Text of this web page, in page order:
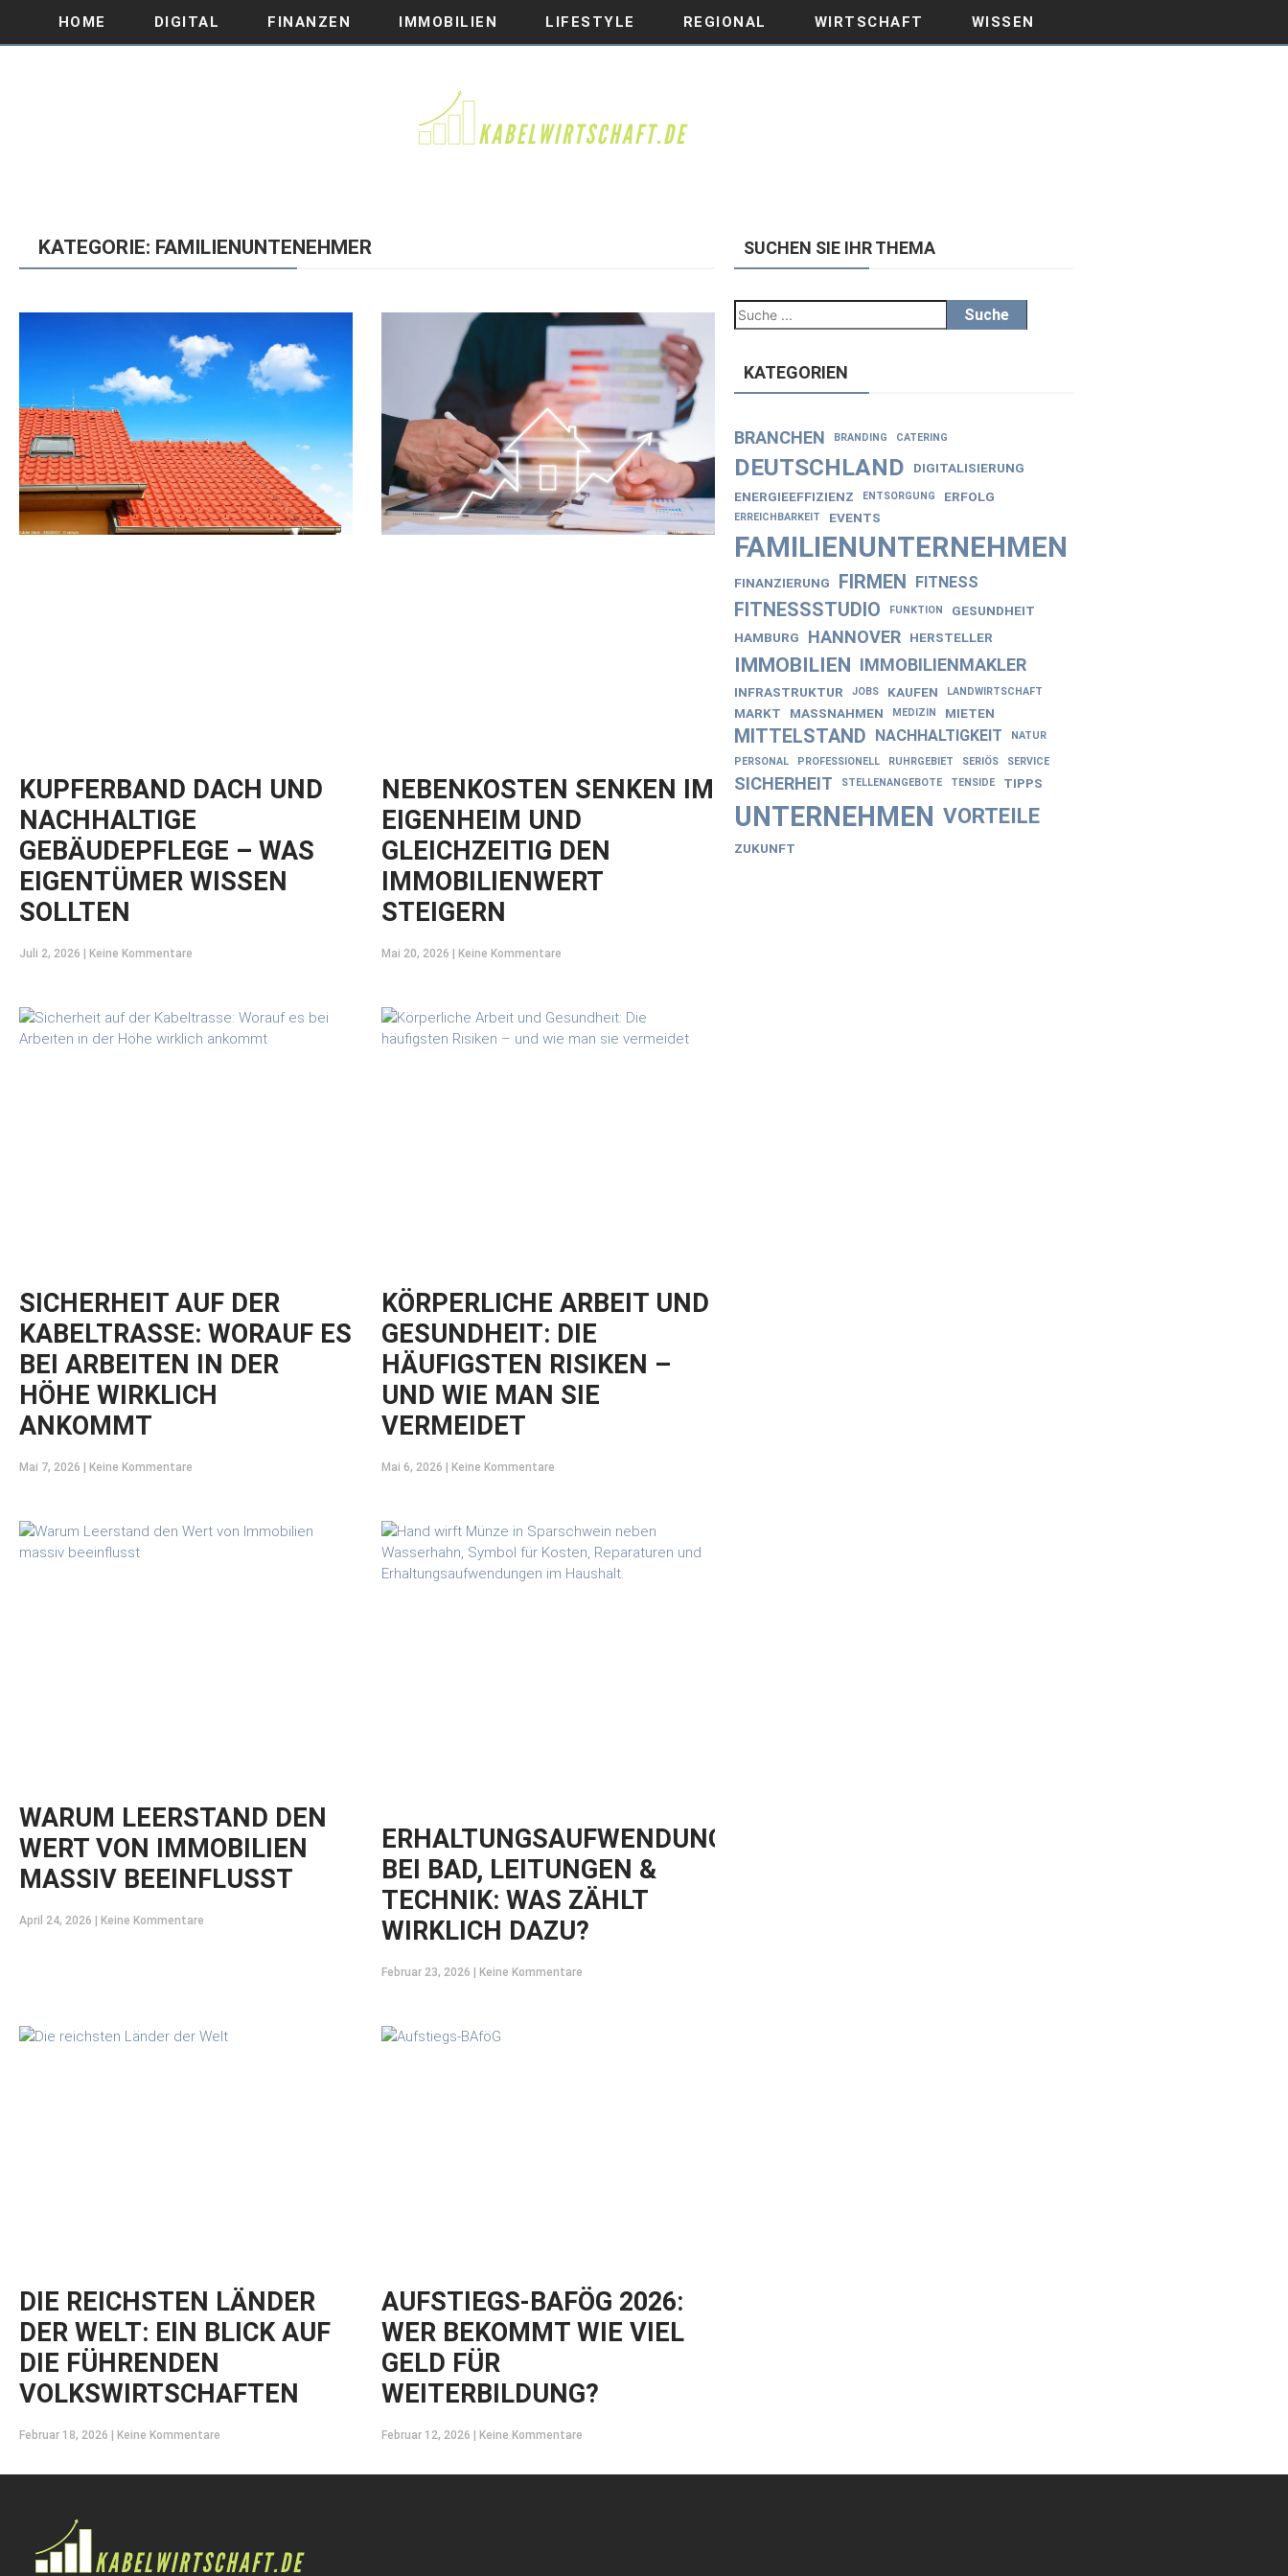
HOME DIGITAL FINANZEN IMMOBILIEN LIFESTYLE REGIONAL WIRTSCHAFT WISSEN
KATEGORIE: FAMILIENUNTENEHMER
KUPFERBAND DACH UND
NACHHALTIGE
GEBÄUDEPFLEGE – WAS
EIGENTÜMER WISSEN
SOLLTEN
Juli 2, 2026 Keine Kommentare
NEBENKOSTEN SENKEN IM
EIGENHEIM UND
GLEICHZEITIG DEN
IMMOBILIENWERT
STEIGERN
Mai 20, 2026 Keine Kommentare
SICHERHEIT AUF DER
KABELTRASSE: WORAUF ES
BEI ARBEITEN IN DER
HÖHE WIRKLICH
ANKOMMT
Mai 7, 2026 Keine Kommentare
KÖRPERLICHE ARBEIT UND
GESUNDHEIT: DIE
HÄUFIGSTEN RISIKEN –
UND WIE MAN SIE
VERMEIDET
Mai 6, 2026 Keine Kommentare
WARUM LEERSTAND DEN
WERT VON IMMOBILIEN
MASSIV BEEINFLUSST
April 24, 2026 Keine Kommentare
ERHALTUNGSAUFWENDUNGEN
BEI BAD, LEITUNGEN &
TECHNIK: WAS ZÄHLT
WIRKLICH DAZU?
Februar 23, 2026 Keine Kommentare
DIE REICHSTEN LÄNDER
DER WELT: EIN BLICK AUF
DIE FÜHRENDEN
VOLKSWIRTSCHAFTEN
Februar 18, 2026 Keine Kommentare
AUFSTIEGS-BAFÖG 2026:
WER BEKOMMT WIE VIEL
GELD FÜR
WEITERBILDUNG?
Februar 12, 2026 Keine Kommentare
SUCHEN SIE IHR THEMA
Suche
KATEGORIEN
BRANCHEN BRANDING CATERING
DEUTSCHLAND
DIGITALISIERUNG
ENERGIEEFFIZIENZ
ENTSORGUNG ERFOLG
ERREICHBARKEIT EVENTS
FAMILIENUNTERNEHMEN
FINANZIERUNG FIRMEN FITNESS
FITNESSSTUDIO FUNKTION
GESUNDHEIT
HAMBURG
HANNOVER HERSTELLER
IMMOBILIEN IMMOBILIENMAKLER
INFRASTRUKTUR JOBS KAUFEN LANDWIRTSCHAFT
MARKT MASSNAHMEN MEDIZIN MIETEN
MITTELSTAND NACHHALTIGKEIT NATUR
PERSONAL PROFESSIONELL RUHRGEBIET SERIÖS SERVICE
SICHERHEIT STELLENANGEBOTE TENSIDE TIPPS
UNTERNEHMEN VORTEILE
ZUKUNFT